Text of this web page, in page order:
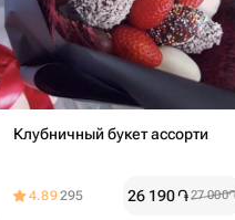
Клубничный букет ассорти
4.89295 26 190֏27 000